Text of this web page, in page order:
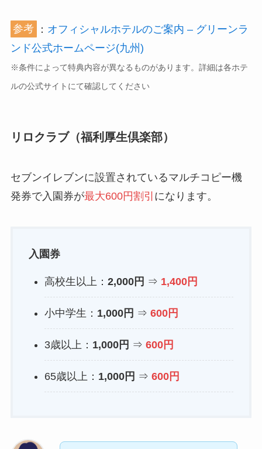
参考 ： オフィシャルホテルのご案内 – グリーンラ
ンド公式ホームページ(九州)
※条件によって特典内容が異なるものがあります。詳細は各ホテ
ルの公式サイトにて確認してください
リロクラブ（福利厚生倶楽部）
セブンイレブンに設置されているマルチコピー機
発券で入園券が最大600円割引 になります。
入園券
高校生以上： 2,000円 ⇒ 1,400円
小中学生： 1,000円 ⇒ 600円
3歳以上： 1,000円 ⇒ 600円
65歳以上： 1,000円 ⇒ 600円